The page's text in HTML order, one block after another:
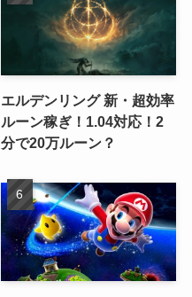
エルデンリング 新・超効率
ルーン稼ぎ！1.04対応！2
分で20万ルーン？